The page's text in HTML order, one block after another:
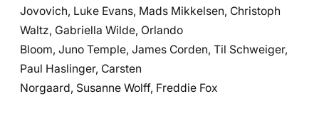
Jovovich, Luke Evans, Mads Mikkelsen, Christoph
Waltz, Gabriella Wilde, Orlando
Bloom, Juno Temple, James Corden, Til Schweiger,
Paul Haslinger, Carsten
Norgaard, Susanne Wolff, Freddie Fox